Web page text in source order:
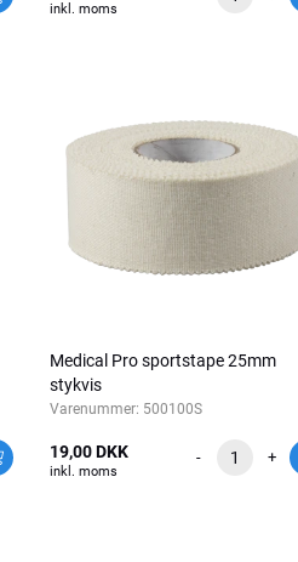
inkl. moms
Medical Pro sportstape 25mm
stykvis
Varenummer: 500100S
19,00 DKK
inkl. moms
- +